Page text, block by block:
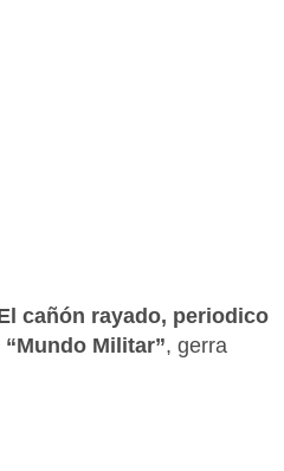
cañón rayado, periodico
“Mundo Militar”, gerra